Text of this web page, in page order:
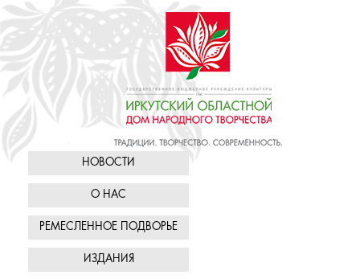
НОВОСТИ
О НАС
РЕМЕСЛЕННОЕ ПОДВОРЬЕ
ИЗДАНИЯ